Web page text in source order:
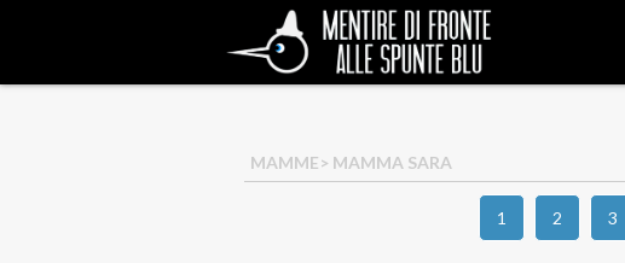
MAMME> MAMMA SARA
1 2 3